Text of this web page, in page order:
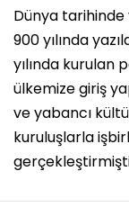
Dünya tarihinde
900 yılında
yılında kurulan
ülkemize giriş
ve yabancı
kuruluşlarla